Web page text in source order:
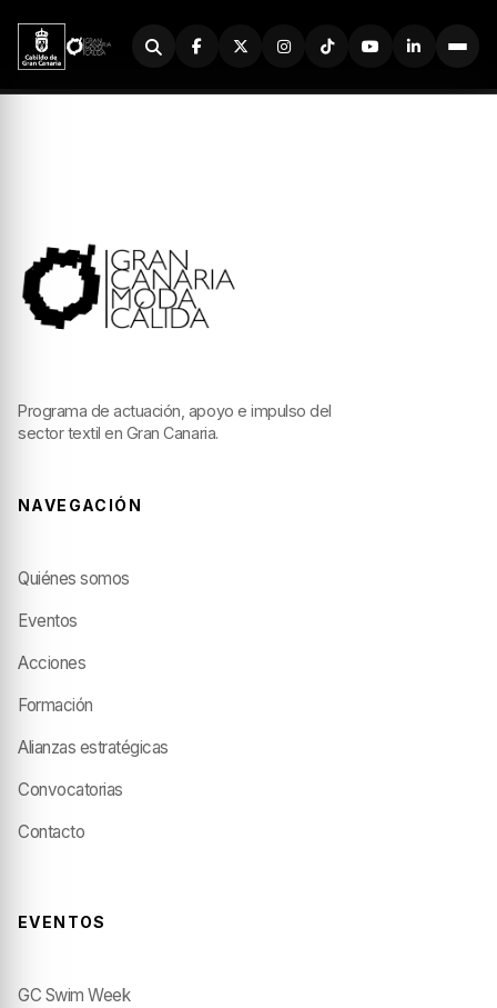
Buscador
Programa de actuación, apoyo e impulso del
sector textil en Gran Canaria.
NAVEGACIÓN
Quiénes somos
Eventos
Acciones
Formación
Alianzas estratégicas
Convocatorias
Contacto
EVENTOS
GC Swim Week